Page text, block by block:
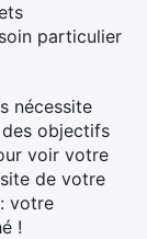
particulier
nécessite
objectifs
voir votre
de votre
votre
!